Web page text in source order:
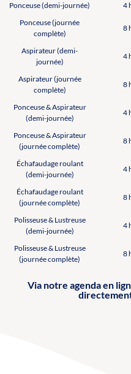
Ponceuse (demi-journée) 4
Ponceuse (journée
complète)
8
Aspirateur (demi-
journée)
4
Aspirateur (journée
complète)
8
Ponceuse & Aspirateur
(demi-journée)
4
Ponceuse & Aspirateur
(journée complète)
8
Échafaudage roulant
(demi-journée)
4
Échafaudage roulant
(journée complète)
8
Polisseuse & Lustreuse
(demi-journée)
4
Polisseuse & Lustreuse
(journée complète)
8
Via notre agenda en